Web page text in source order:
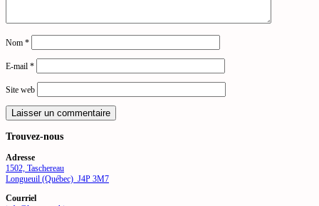
Nom *
E-mail *
Site web
Trouvez-nous
Adresse
1502, Taschereau
Longueuil (Québec) J4P 3M7
Courriel